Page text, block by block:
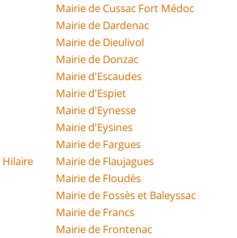
Mairie de Cussac Fort Médoc
Mairie de Dardenac
Mairie de Dieulivol
Mairie de Donzac
Mairie d'Escaudes
Mairie d'Espiet
Mairie d'Eynesse
Mairie d'Eysines
Mairie de Fargues
Hilaire
Mairie de Flaujagues
Mairie de Floudès
Mairie de Fossès et Baleyssac
Mairie de Francs
Mairie de Frontenac